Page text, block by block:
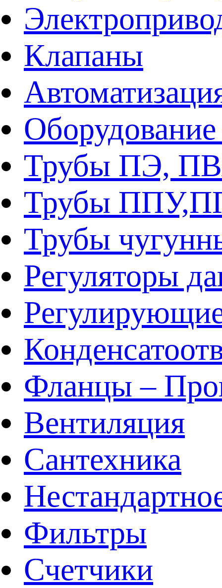
Клапаны
Трубы ПЭ,
Трубы
Трубы
Регуляторы
Фланцы –
Вентиляция
Сантехника
Фильтры
Счетчики